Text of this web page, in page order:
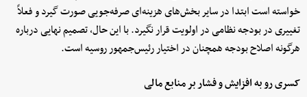
خواسته است ابتدا در سایر بخش‌های هزینه‌ای صرفه‌جویی صورت گیرد و فعلاً
تغییری در بودجه نظامی در اولویت قرار نگیرد. با این حال، تصمیم نهایی درباره
هرگونه اصلاح بودجه همچنان در اختیار رئیس‌جمهور روسیه است.
کسری رو به افزایش و فشار بر منابع مالی